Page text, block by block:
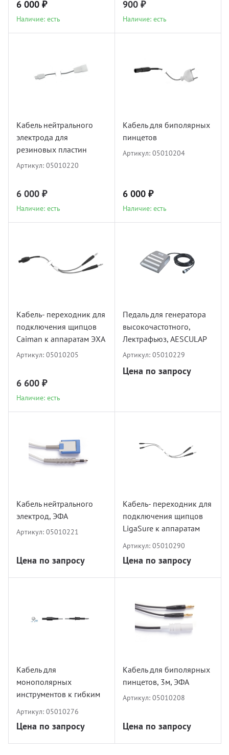
6 000 ₽
Наличие: есть
900 ₽
Наличие: есть
Кабель нейтрального
электрода для
резиновых пластин
Артикул: 05010220
6 000 ₽
Наличие: есть
Кабель для биполярных
пинцетов
Артикул: 05010204
6 000 ₽
Наличие: есть
Кабель- переходник для
подключения щипцов
Caiman к аппаратам ЭХА
Артикул: 05010205
6 600 ₽
Наличие: есть
Педаль для генератора
высокочастотного,
Лектрафьюз, AESCULAP
Артикул: 05010229
Цена по запросу
Кабель нейтрального
электрод, ЭФА
Артикул: 05010221
Цена по запросу
Кабель- переходник для
подключения щипцов
LigaSure к аппаратам
ЭХА без обратной связи
Артикул: 05010290
Цена по запросу
Кабель для
монополярных
инструментов к гибким
эндоскопам
Артикул: 05010276
Цена по запросу
Кабель для биполярных
пинцетов, 3м, ЭФА
Артикул: 05010208
Цена по запросу